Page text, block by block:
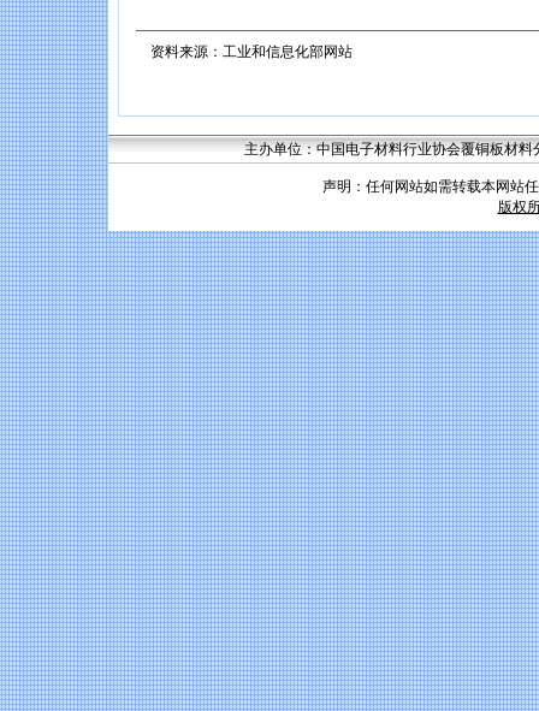
资料来源：工业和信息化部网站
主办单位：中国电子材料行业协会覆铜板材
声明：任何网站如需转载本网站
版权